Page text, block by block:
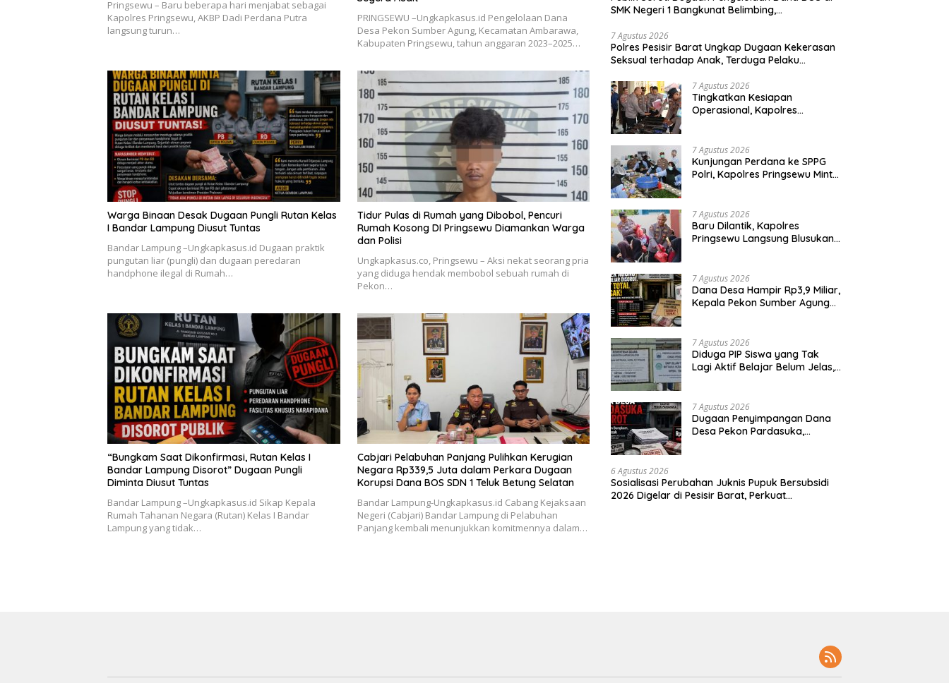
Pringsewu – Baru beberapa hari menjabat sebagai
Kapolres Pringsewu, AKBP Dadi Perdana Putra
langsung turun…
PRINGSEWU –Ungkapkasus.id Pengelolaan Dana
Desa Pekon Sumber Agung, Kecamatan Ambarawa,
Kabupaten Pringsewu, tahun anggaran 2023–2025…
Warga Binaan Desak Dugaan Pungli Rutan Kelas
I Bandar Lampung Diusut Tuntas
Bandar Lampung –Ungkapkasus.id Dugaan praktik
pungutan liar (pungli) dan dugaan peredaran
handphone ilegal di Rumah…
Tidur Pulas di Rumah yang Dibobol, Pencuri
Rumah Kosong DI Pringsewu Diamankan Warga
dan Polisi
Ungkapkasus.co, Pringsewu – Aksi nekat seorang pria
yang diduga hendak membobol sebuah rumah di
Pekon…
“Bungkam Saat Dikonfirmasi, Rutan Kelas I
Bandar Lampung Disorot” Dugaan Pungli
Diminta Diusut Tuntas
Bandar Lampung –Ungkapkasus.id Sikap Kepala
Rumah Tahanan Negara (Rutan) Kelas I Bandar
Lampung yang tidak…
Cabjari Pelabuhan Panjang Pulihkan Kerugian
Negara Rp339,5 Juta dalam Perkara Dugaan
Korupsi Dana BOS SDN 1 Teluk Betung Selatan
Bandar Lampung-Ungkapkasus.id Cabang Kejaksaan
Negeri (Cabjari) Bandar Lampung di Pelabuhan
Panjang kembali menunjukkan komitmennya dalam…
SMK Negeri 1 Bangkunat Belimbing,
7 Agustus 2026
Polres Pesisir Barat Ungkap Dugaan Kekerasan
Seksual terhadap Anak, Terduga Pelaku
7 Agustus 2026
Tingkatkan Kesiapan
Operasional, Kapolres
7 Agustus 2026
Kunjungan Perdana ke SPPG
Polri, Kapolres Pringsewu Minta
7 Agustus 2026
Baru Dilantik, Kapolres
Pringsewu Langsung Blusukan
7 Agustus 2026
Dana Desa Hampir Rp3,9 Miliar,
Kepala Pekon Sumber Agung
7 Agustus 2026
‎Diduga PIP Siswa yang Tak
Lagi Aktif Belajar Belum Jelas,
7 Agustus 2026
Dugaan Penyimpangan Dana
Desa Pekon Pardasuka,
6 Agustus 2026
Sosialisasi Perubahan Juknis Pupuk Bersubsidi
2026 Digelar di Pesisir Barat, Perkuat